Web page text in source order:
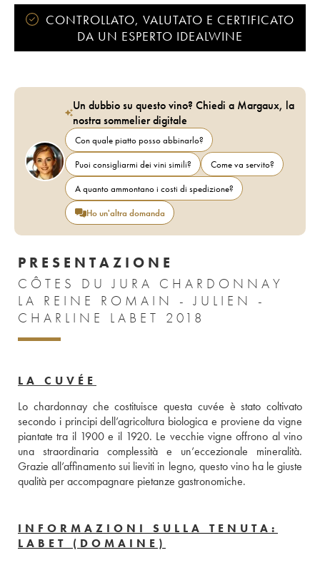
CONTROLLATO, VALUTATO E CERTIFICATO
DA UN ESPERTO IDEALWINE
Un dubbio su questo vino? Chiedi a Margaux, la
nostra sommelier digitale
Con quale piatto posso abbinarlo?
Puoi consigliarmi dei vini simili?
Come va servito?
A quanto ammontano i costi di spedizione?
Ho un'altra domanda
PRESENTAZIONE
CÔTES DU JURA CHARDONNAY
LA REINE ROMAIN - JULIEN -
CHARLINE LABET 2018
LA CUVÉE
Lo chardonnay che costituisce questa cuvée è stato coltivato
secondo i principi dell’agricoltura biologica e proviene da vigne
piantate tra il 1900 e il 1920. Le vecchie vigne offrono al vino
una straordinaria complessità e un’eccezionale mineralità.
Grazie all’affinamento sui lieviti in legno, questo vino ha le giuste
qualità per accompagnare pietanze gastronomiche.
INFORMAZIONI SULLA TENUTA:
LABET (DOMAINE)